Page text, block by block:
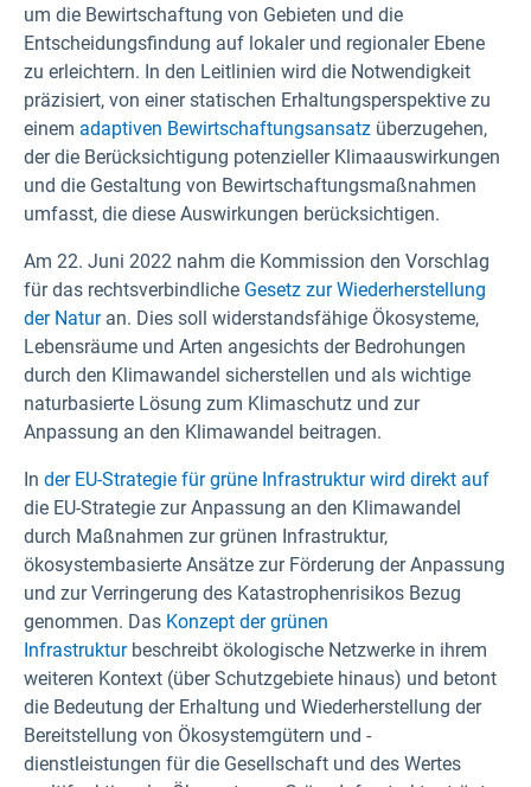
um die Bewirtschaftung von Gebieten und die
Entscheidungsfindung auf lokaler und regionaler Ebene
zu erleichtern. In den Leitlinien wird die Notwendigkeit
präzisiert, von einer statischen Erhaltungsperspektive zu
einem adaptiven Bewirtschaftungsansatz überzugehen,
der die Berücksichtigung potenzieller Klimaauswirkungen
und die Gestaltung von Bewirtschaftungsmaßnahmen
umfasst, die diese Auswirkungen berücksichtigen.
Am 22. Juni 2022 nahm die Kommission den Vorschlag
für das rechtsverbindliche Gesetz zur Wiederherstellung
der Naturan. Dies soll widerstandsfähige Ökosysteme,
Lebensräume und Arten angesichts der Bedrohungen
durch den Klimawandel sicherstellen und als wichtige
naturbasierte Lösung zum Klimaschutz und zur
Anpassung an den Klimawandel beitragen.
In der EU-Strategie für grüne Infrastruktur wird direkt auf
die EU-Strategie zur Anpassung an den Klimawandel
durch Maßnahmen zur grünen Infrastruktur,
ökosystembasierte Ansätze zur Förderung der Anpassung
und zur Verringerung des Katastrophenrisikos Bezug
genommen. Das Konzept der grünen
Infrastrukturbeschreibt ökologische Netzwerke in ihrem
weiteren Kontext (über Schutzgebiete hinaus) und betont
die Bedeutung der Erhaltung und Wiederherstellung der
Bereitstellung von Ökosystemgütern und -
dienstleistungen für die Gesellschaft und des Wertes